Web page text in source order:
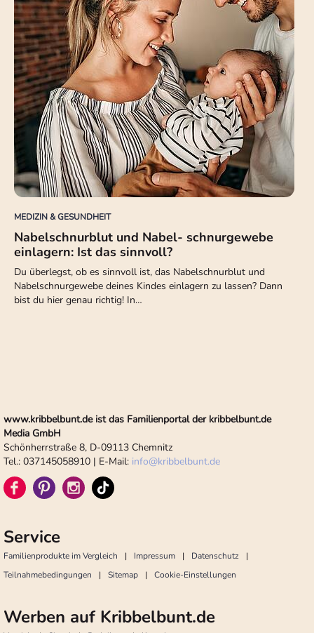
MEDIZIN & GESUNDHEIT
Nabelschnurblut und Nabel- schnurgewebe
einlagern: Ist das sinnvoll?
Du überlegst, ob es sinnvoll ist, das Nabelschnurblut und
Nabelschnurgewebe deines Kindes einlagern zu lassen? Dann
bist du hier genau richtig! In…
www.kribbelbunt.de ist das Familienportal der kribbelbunt.de
Media GmbH
Schönherrstraße 8, D-09113 Chemnitz
Tel.: 037145058910 | E-Mail: info@kribbelbunt.de
Service
Familienprodukte im Vergleich Impressum
Datenschutz
Teilnahmebedingungen
Sitemap Cookie-Einstellungen
Werben auf Kribbelbunt.de